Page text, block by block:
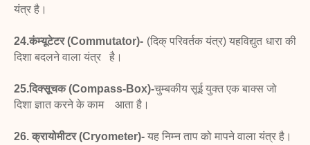
यंत्र है।
24.कंम्यूटेटर (Commutator)- (दिक् परिवर्तक यंत्र) यहविद्युत धारा की
दिशा बदलने वाला यंत्र है।
25.दिक्सूचक (Compass-Box)-चुम्बकीय सूई युक्त एक बाक्स जो
दिशा ज्ञात करने के काम आता है।
26. क्रायोमीटर (Cryometer)- यह निम्न ताप को मापनेवाला यंत्र है।